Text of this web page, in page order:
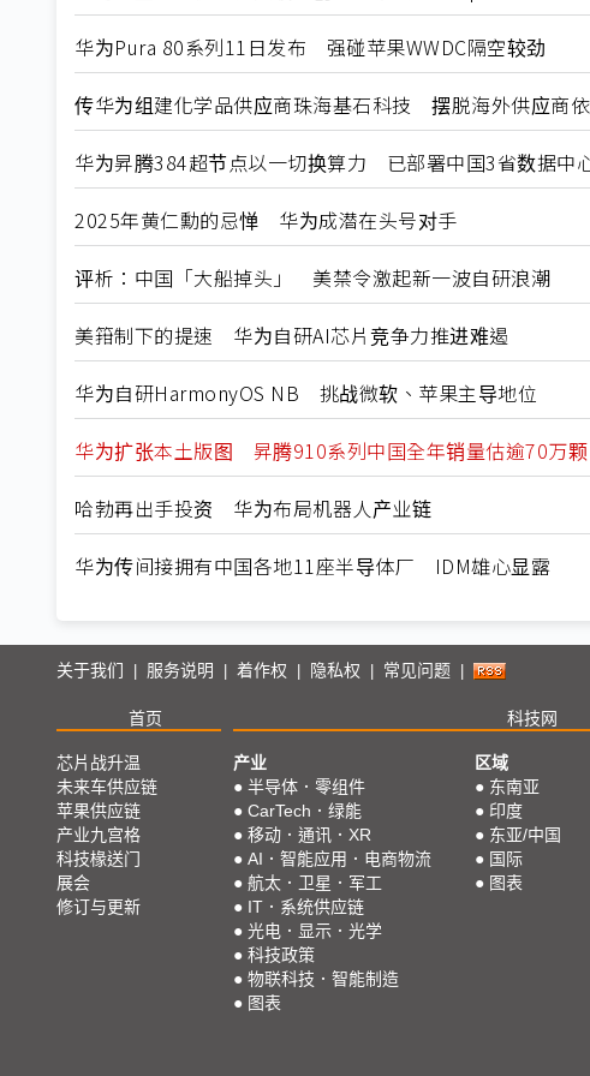
华为Pura 80系列11日发布 强碰苹果WWDC隔空较劲
传华为组建化学品供应商珠海基石科技 摆脱海外供应商
华为昇腾384超节点以一切换算力 已部署中国3省数据中
2025年黄仁勳的忌惮 华为成潜在头号对手
评析：中国「大船掉头」 美禁令激起新一波自研浪潮
美箝制下的提速 华为自研AI芯片竞争力推进难遏
华为自研HarmonyOS NB 挑战微软、苹果主导地位
华为扩张本土版图 昇腾910系列中国全年销量估逾70万颗
哈勃再出手投资 华为布局机器人产业链
华为传间接拥有中国各地11座半导体厂 IDM雄心显露
关于我们 服务说明 着作权 隐私权 常见问题
首页 科技网
芯片战升温
未来车供应链
苹果供应链
产业九宫格
科技椽送门
展会
修订与更新
产业
● 半导体．零组件
● CarTech．绿能
● 移动．通讯．XR
● AI．智能应用．电商物流
● 航太．卫星．军工
● IT．系统供应链
● 光电．显示．光学
● 科技政策
● 物联科技．智能制造
● 图表
区域
● 东南亚
● 印度
● 东亚/中国
● 国际
● 图表